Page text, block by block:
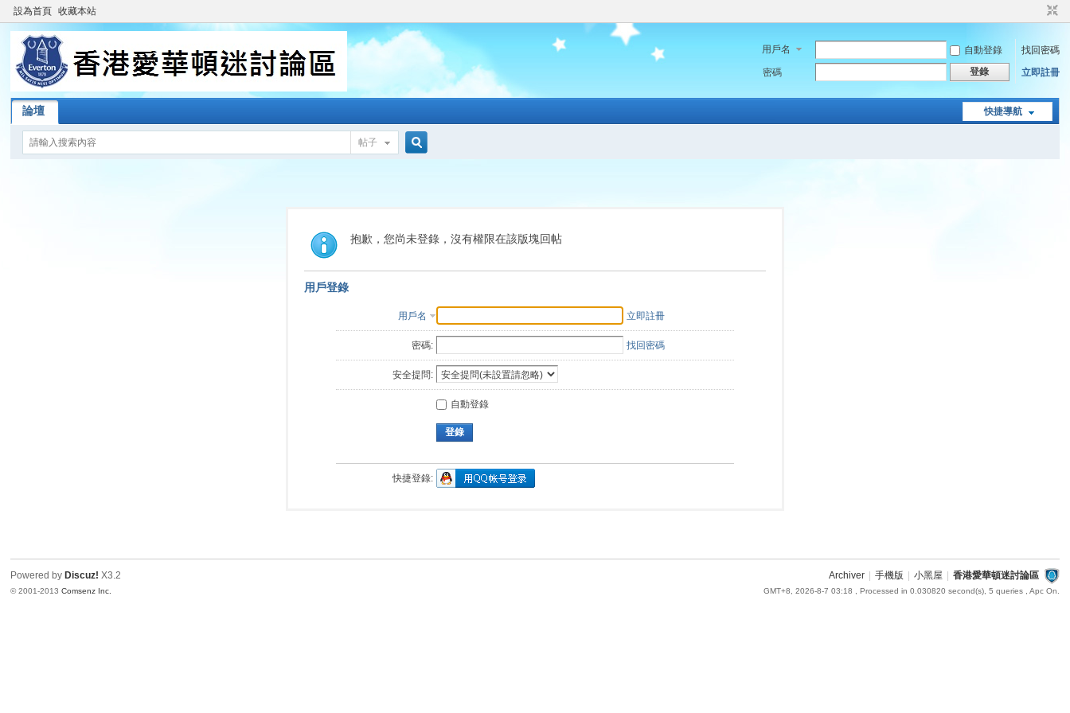
設為首頁 收藏本站
用戶名 自動登錄
找回密碼
密碼
登錄 立即註冊
快捷導航
論壇
帖子
索
抱歉，您尚未登錄，沒有權限在該版塊回帖
用戶登錄
用戶名 立即註冊
密碼: 找回密碼
安全提問:
自動登錄
登錄
快捷登錄:
Archiver 手機版 小黑屋 香港愛華頓迷討論區
GMT+8, 2026-8-7 03:18 , Processed in 0.030820 second(s), 5 queries , Apc On.
Powered by Discuz! X3.2
© 2001-2013Comsenz Inc.